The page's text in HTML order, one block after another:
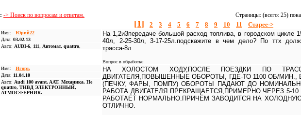
: -> Поиск по вопросам и ответам. Страницы: (всего: 25)
[1] 2 3 4 5 6 7 8 9 10 11 Старее->
Имя: Юрий22
Дата: 03.02.13
Авто: AUDI-6, 111, Автомат, quattro,
На 1,2и3передаче большой расход топлива, в городском цикле
40л, 2-25-30л, 3-17-25л.подскажите в чем дело? По ттх
трасса-8л
Вопрос в обработке
Имя: Игорь
Дата: 11.04.10
Авто: Audi 100 avant, AAT, Механика, Не
quattro, ТНВД ЭЛЕКТРОННЫЙ,
АТМОСФЕРНИК.
НА ХОЛОСТОМ ХОДУ,ПОСЛЕ ПОЕЗДКИ ПО
ДВИГАТЕЛЯ,ПОВЫШЕННЫЕ ОБОРОТЫ, ГДЕ-ТО 1100 ОБ/
(ПЕЧКУ, ФАРЫ, ПОМПУ) ОБОРОТЫ ПАДАЮТ ДО
РАБОТА ДВИГАТЕЛЯ ПРЕКРАЩАЕТСЯ,ПРИМЕРНО ЧЕРЕЗ 5-
РАБОТАЕТ НОРМАЛЬНО.ПРИЧЁМ ЗАВОДИТСЯ НА
ОТЛИЧНО.